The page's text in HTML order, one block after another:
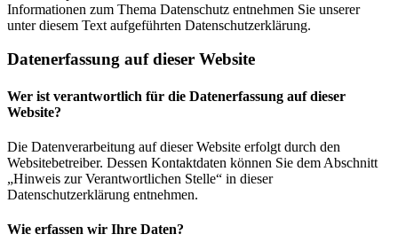
Informationen zum Thema Datenschutz entnehmen Sie unserer
unter diesem Text aufgeführten Datenschutzerklärung.
Datenerfassung auf dieser Website
Wer ist verantwortlich für die Datenerfassung auf dieser
Website?
Die Datenverarbeitung auf dieser Website erfolgt durch den
Websitebetreiber. Dessen Kontaktdaten können Sie dem Abschnitt
„Hinweis zur Verantwortlichen Stelle“ in dieser
Datenschutzerklärung entnehmen.
Wie erfassen wir Ihre Daten?